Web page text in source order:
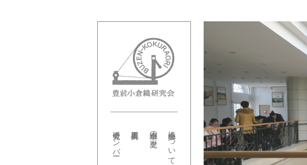
小倉織について
小倉織の歴史
研究会メンバー